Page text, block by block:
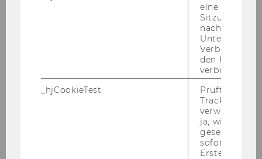
Bis­her (mit Pro­jekt­start im Jän­ner 2019) wur­
den im Rah­men von „Wings4Youth“ 199 KMUs
und in die­sem Be­reich tä­ti­ge NGOs über das
Pro­jekt und die Mög­lich­kei­ten zur Un­ter­stüt­
zung von „care lea­vers“ in­for­miert. Über 50
KMU­Ver­tre­te­rIn­nen nah­men an 4 Work­shops
teil, die so­wohl in Ru­mä­ni­en als auch in Bul­ga­
ri­en or­ga­ni­siert wur­den. Die KMUs in­for­mier­ten
eine
Sitzung/
nach einer
Verbindung
den Hotjar-
verbunden
_hjCookieTest
Prüft, ob der
Tracking
verwenden
ja, wird ein
gesetzt. Wird
sofort nach
Erstellung